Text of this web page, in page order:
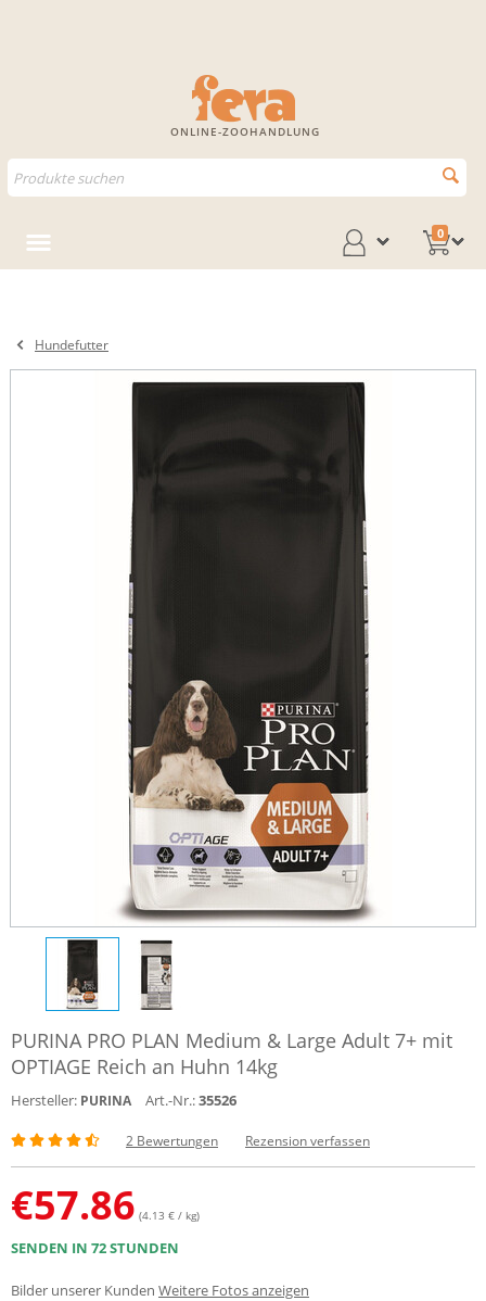
ONLINE-ZOOHANDLUNG
0
Hundefutter
PURINA PRO PLAN Medium & Large Adult 7+ mit
OPTIAGE Reich an Huhn 14kg
Hersteller: PURINA Art.-Nr.:35526
2 Bewertungen Rezension verfassen
€57.86 (4.13 € / kg)
SENDEN IN 72 STUNDEN
Bilder unserer Kunden Weitere Fotos anzeigen